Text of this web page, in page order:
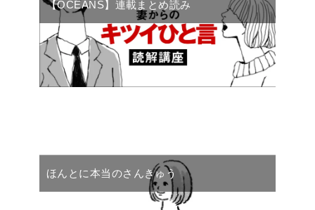
【OCEANS】連載まとめ読み
ほんとに本当のさんきゅう